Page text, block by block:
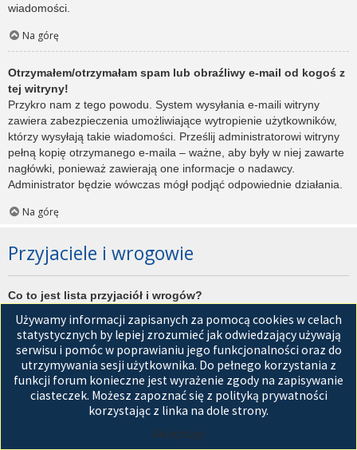
wiadomości.
Na górę
Otrzymałem/otrzymałam spam lub obraźliwy e-mail od kogoś z
tej witryny!
Przykro nam z tego powodu. System wysyłania e-maili witryny
zawiera zabezpieczenia umożliwiające wytropienie użytkowników,
którzy wysyłają takie wiadomości. Prześlij administratorowi witryny
pełną kopię otrzymanego e-maila – ważne, aby były w niej zawarte
nagłówki, ponieważ zawierają one informacje o nadawcy.
Administrator będzie wówczas mógł podjąć odpowiednie działania.
Na górę
Przyjaciele i wrogowie
Co to jest lista przyjaciół i wrogów?
użytkowników witryny. Użytkownicy dodani do listy przyjaciół będą
wyświetleni na karciePrzyjacieleznajdującej się w panelu
zarządzania kontem. Z tego poziomu można szybko sprawdzić ich
status, a także wysłać prywatną wiadomość. Zależnie od
używanego stylu witryny, posty tych użytkowników mogą być
wyróżniane. Jeśli użytkownik zostanie dodany do listy wrogów,
Używamy informacji zapisanych za pomocą cookies w celach
statystycznych by lepiej zrozumieć jak odwiedzający używają
serwisu i pomóc w poprawianiu jego funkcjonalności oraz do
utrzymywania sesji użytkownika. Do pełnego korzystania z
funkcji forum konieczne jest wyrażenie zgody na zapisywanie
ciasteczek. Możesz zapoznać się z polityką prywatności
korzystając z linka na dole strony.
Akceptuję